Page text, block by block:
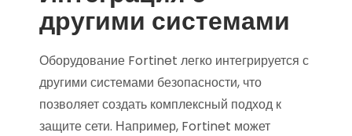
другими системами
Оборудование Fortinet легко интегрируется с
другими системами безопасности, что
позволяет создать комплексный подход к
защите сети. Например, Fortinet может